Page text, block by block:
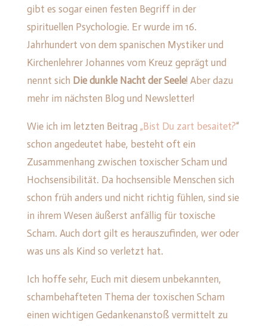
gibt es sogar einen festen Begriff in der
spirituellen Psychologie. Er wurde im 16.
Jahrhundert von dem spanischen Mystiker und
Kirchenlehrer Johannes vom Kreuz geprägt und
nennt sich Die dunkle Nacht der Seele! Aber dazu
mehr im nächsten Blog und Newsletter!
Wie ich im letzten Beitrag „Bist Du zart besaitet?“
schon angedeutet habe, besteht oft ein
Zusammenhang zwischen toxischer Scham und
Hochsensibilität. Da hochsensible Menschen sich
schon früh anders und nicht richtig fühlen, sind sie
in ihrem Wesen äußerst anfällig für toxische
Scham. Auch dort gilt es herauszufinden, wer oder
was uns als Kind so verletzt hat.
Ich hoffe sehr, Euch mit diesem unbekannten,
schambehafteten Thema der toxischen Scham
einen wichtigen Gedankenanstoß vermittelt zu